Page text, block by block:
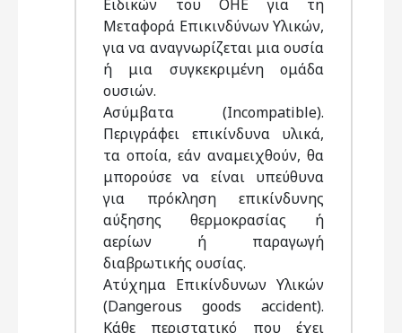
Ειδικών του ΟΗΕ για τη
Μεταφορά Επικινδύνων Υλικών,
για να αναγνωρίζεται μια ουσία
ή μια συγκεκριμένη ομάδα
ουσιών.
Ασύμβατα (Incompatible).
Περιγράφει επικίνδυνα υλικά,
τα οποία, εάν αναμειχθούν, θα
μπορούσε να είναι υπεύθυνα
για πρόκληση επικίνδυνης
αύξησης θερμοκρασίας ή
αερίων ή παραγωγή
διαβρωτικής ουσίας.
Ατύχημα Επικίνδυνων Υλικών
(Dangerous goods accident).
Κάθε περιστατικό που έχει